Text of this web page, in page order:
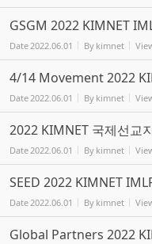
GSGM 2022 KIMNET
Date2022.06.01 By kimnet
4/14 Movement 2022
Date2022.06.01 By kimnet
2022 KIMNET 국제선교
Date2022.06.01 By kimnet
SEED 2022 KIMNET
Date2022.06.01 By kimnet
Global Partners 2022